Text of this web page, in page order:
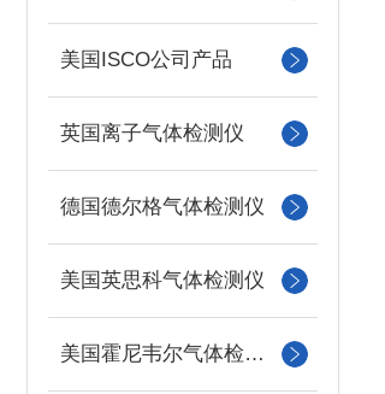
美国ISCO公司产品
英国离子气体检测仪
德国德尔格气体检测仪
美国英思科气体检测仪
美国霍尼韦尔气体检测仪